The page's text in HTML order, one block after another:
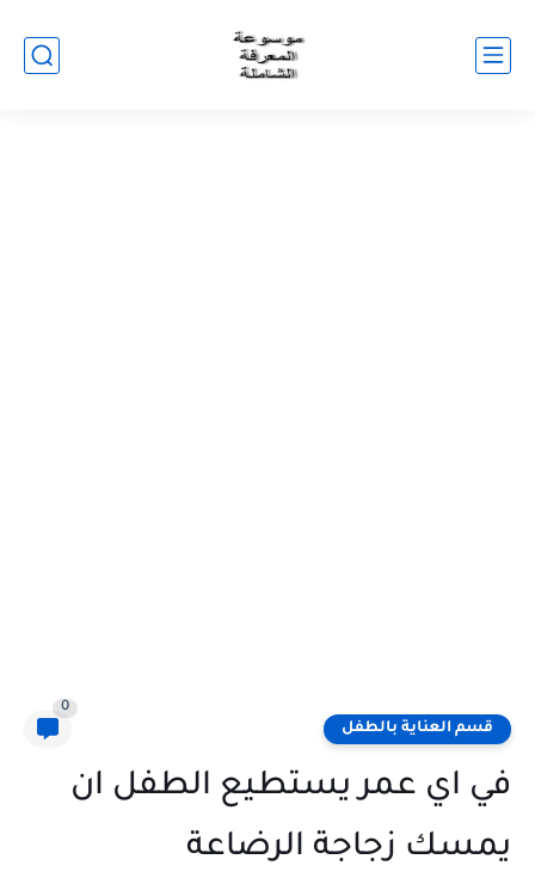
قسم العناية بالطفل
0
في اي عمر يستطيع الطفل ان
يمسك زجاجة الرضاعة